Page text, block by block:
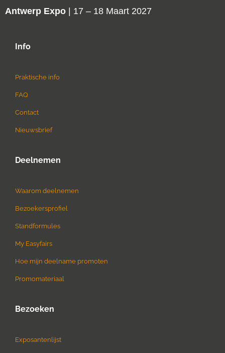
Antwerp Expo | 17 – 18 Maart 2027
Info
Praktische info
FAQ
Contact
Nieuwsbrief
Deelnemen
Waarom deelnemen
Bezoekersprofiel
Standformules
My Easyfairs
Hoe mijn deelname promoten
Promomateriaal
Bezoeken
Exposantenlijst